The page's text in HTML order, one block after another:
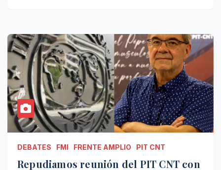
DEBATES FMI FRENTE AMPLIO PIT CNT
Repudiamos reunión del PIT CNT con